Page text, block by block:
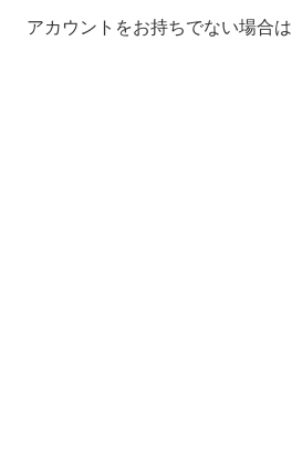
アカウントをお持ちでない場合は